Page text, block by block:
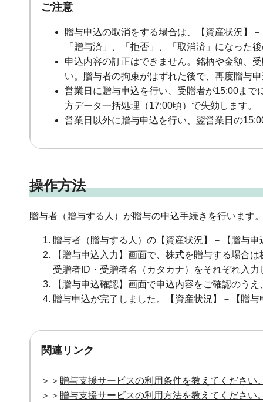
ご注意
贈与申込の取消をする場合は、【資産状況】
「贈与済」、「拒否」、「取消済」になった
申込内容の訂正はできません。銘柄や金額、
い。贈与者の拘束がはずれた後で、再度贈与
営業日に贈与申込を行い、受贈者が15:00ま
方データ一括処理（17:00頃）で失効します。
営業日以外に贈与申込を行い、翌営業日の
操作方法
贈与者（贈与する人）が贈与の申込手続きを行います
贈与者（贈与する人）の【資産状況】－【贈与
【贈与申込入力】画面で、株式を贈与する場合
受贈者ID・受贈者名（カタカナ）をそれぞれ入
【贈与申込確認】画面で申込内容をご確認のう
贈与申込が完了しました。【資産状況】－【贈
関連リンク
＞＞ 贈与支援サービスの利用条件を教えてください
＞＞ 贈与支援サービスの利用方法を教えてください